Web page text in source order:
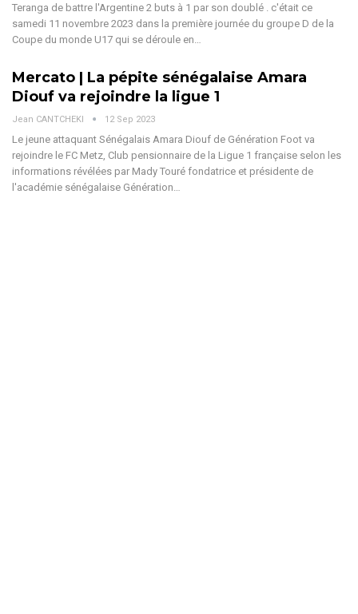
Teranga de battre l'Argentine 2 buts à 1 par son doublé . c'était ce
samedi 11 novembre 2023 dans la première journée du groupe D de la
Coupe du monde U17 qui se déroule en…
Mercato | La pépite sénégalaise Amara
Diouf va rejoindre la ligue 1
Jean CANTCHEKI 12 Sep 2023
Le jeune attaquant Sénégalais Amara Diouf de Génération Foot va
rejoindre le FC Metz, Club pensionnaire de la Ligue 1 française selon les
informations révélées par Mady Touré fondatrice et présidente de
l'académie sénégalaise Génération…